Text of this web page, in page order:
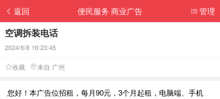
返回 管理
便民服务 商业广告
空调拆装电话
2024/6/8 16:23:45
收藏 来自 广州
您好！本广告位招租，每月90元，3个月起租，电脑端、手机